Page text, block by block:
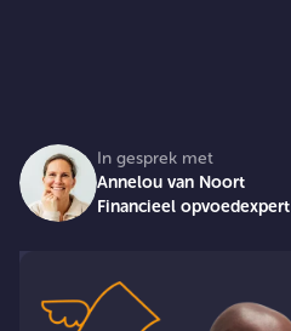
In gesprek met
Annelou van Noort
Financieel opvoedexpert